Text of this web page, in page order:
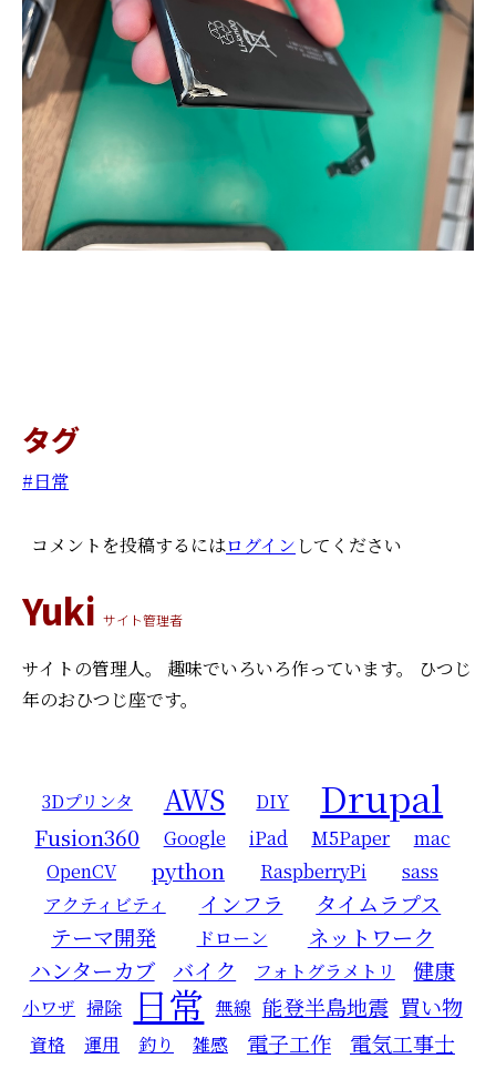
タグ
日常
コメントを投稿するにはログイン してください
Yuki サイト管理者
サイトの管理人。 趣味でいろいろ作っています。
ひつじ
年のおひつじ座です。
3Dプリンタ AWS DIY Drupal
Fusion360 Google iPad M5Paper
mac
OpenCV
python RaspberryPi
sass
アクティビティ
インフラ
タイムラプス
テーマ開発
ドローン
ネットワーク
ハンターカブ
バイク フォトグラメトリ 健康
小ワザ 掃除 日常 無線 能登半島地震 買い物
資格 運用 釣り 雑感 電子工作 電気工事士